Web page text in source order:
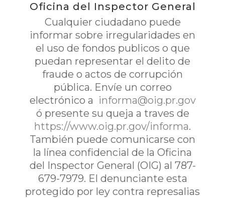
Oficina del Inspector General
Cualquier ciudadano puede
informar sobre irregularidades en
el uso de fondos publicos o que
puedan representar el delito de
fraude o actos de corrupción
pública. Envíe un correo
electrónico a informa@oig.pr.gov
ó presente su queja a traves de
https://www.oig.pr.gov/informa.
También puede comunicarse con
la línea confidencial de la Oficina
del Inspector General (OIG) al 787-
679-7979. El denunciante esta
protegido por ley contra represalias